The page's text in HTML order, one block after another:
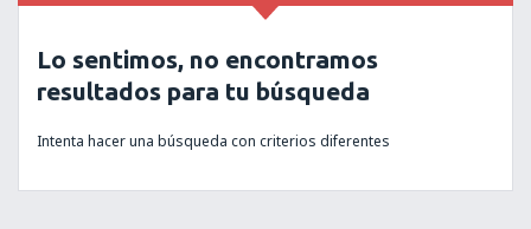
Lo sentimos, no encontramos
resultados para tu búsqueda
Intenta hacer una búsqueda con criterios diferentes